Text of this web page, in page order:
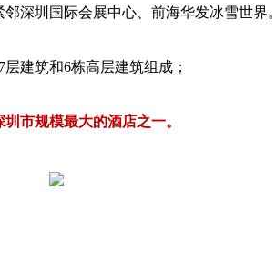
深圳国际会展中心、前海华发冰雪世界。
层建筑和6栋高层建筑组成；
圳市规模最大的酒店之一。